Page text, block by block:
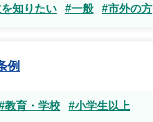
知りたい #一般 #市外の方
例
教育・学校 #小学生以上